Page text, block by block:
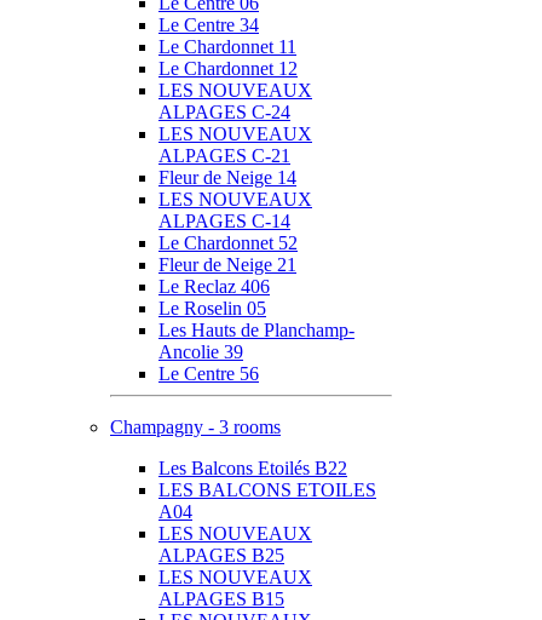
Le Centre 34
Le Chardonnet 11
Le Chardonnet 12
LES NOUVEAUX
ALPAGES C-24
LES NOUVEAUX
ALPAGES C-21
Fleur de Neige 14
LES NOUVEAUX
ALPAGES C-14
Le Chardonnet 52
Fleur de Neige 21
Le Reclaz 406
Le Roselin 05
Les Hauts de Planchamp-
Ancolie 39
Le Centre 56
Champagny - 3 rooms
Les Balcons Etoilés B22
LES BALCONS ETOILES
A04
LES NOUVEAUX
ALPAGES B25
LES NOUVEAUX
ALPAGES B15